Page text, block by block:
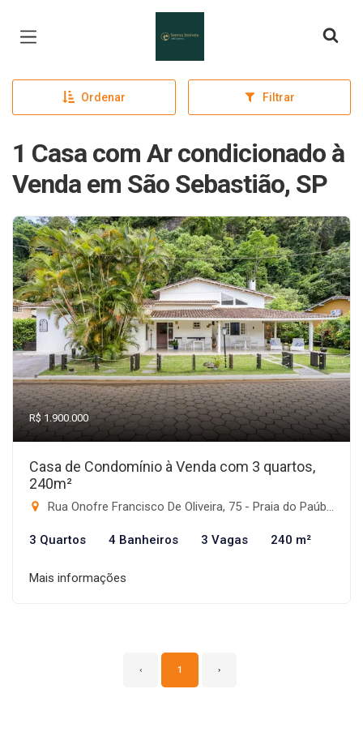
Ordenar Filtrar
1 Casa com Ar condicionado à
Venda em São Sebastião, SP
R$ 1.900.000
Casa de Condomínio à Venda com 3 quartos,
240m²
Rua Onofre Francisco De Oliveira, 75 - Praia do Paúba, São Sebastião-SP
3 Quartos 4 Banheiros 3 Vagas 240 m²
Mais informações
‹ 1 ›